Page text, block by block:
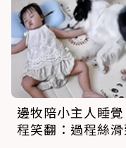
邊牧陪小主人睡
程笑翻：過程絲